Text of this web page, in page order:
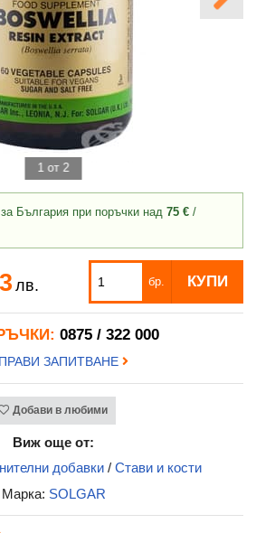
1 от 2
България при поръчки над 75 € /
лв. бр. КУПИ
0875 / 322 000
ЗАПИТВАНЕ
Добави в любими
Виж още от:
добавки/ Стави и кости
Марка: SOLGAR